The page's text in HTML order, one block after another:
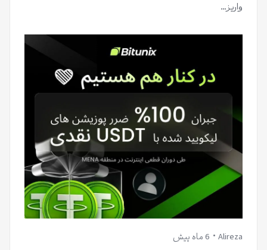
واریز…
Alireza 6 ماه پیش